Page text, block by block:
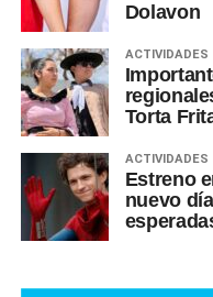
Dolavon
ACTIVIDADES
Torta
ACTIVIDADES
Estreno
nuevo